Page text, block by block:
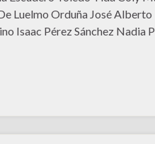
Luelmo Orduña José Alberto
Isaac Pérez Sánchez Nadia